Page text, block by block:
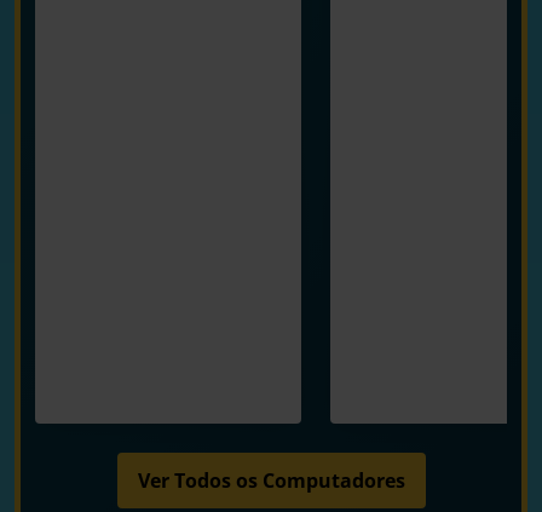
Ver Todos os Computadores